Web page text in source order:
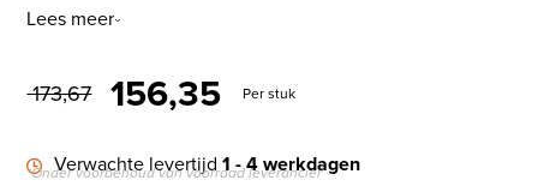
Lees meer
173,67 Oorspronkelijke prijs was:
156,35Huidige prijs is: €
Per stuk
Verwachte levertijd1 - 4 werkdagen
*Onder voorbehoud van voorraad leverancier